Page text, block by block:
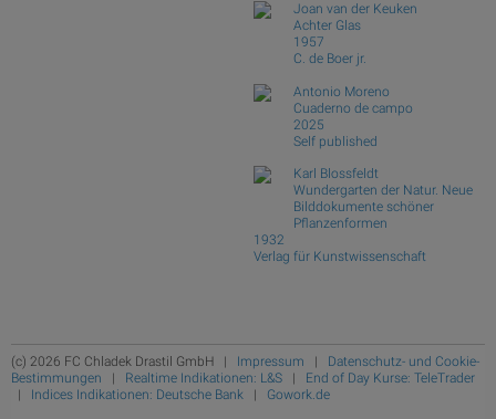
Joan van der Keuken
Achter Glas
1957
C. de Boer jr.
Antonio Moreno
Cuaderno de campo
2025
Self published
Karl Blossfeldt
Wundergarten der Natur. Neue
Bilddokumente schöner
Pflanzenformen
1932
Verlag für Kunstwissenschaft
(c) 2026 FC Chladek Drastil GmbH | Impressum | Datenschutz- und Cookie-
Bestimmungen | Realtime Indikationen: L&S | End of Day Kurse: TeleTrader
| Indices Indikationen: Deutsche Bank | Gowork.de